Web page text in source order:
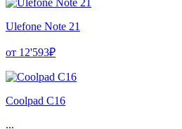
Ulefone Note 21
от 12'593₽
Coolpad C16
...